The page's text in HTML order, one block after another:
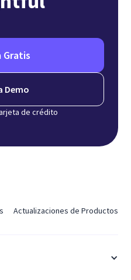
Gratis
Demo
de crédito
Actualizaciones de Productos